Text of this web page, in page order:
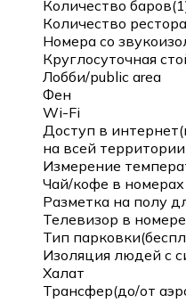
Количество
Количество
Номера со
Круглосуточная
Лобби/public area
Фен
Wi-Fi
Доступ в
на всей территории
Измерение
Чай/кофе в номерах
Разметка на полу
Телевизор в номере
Тип
Изоляция людей с
Халат
Трансфер(до/от